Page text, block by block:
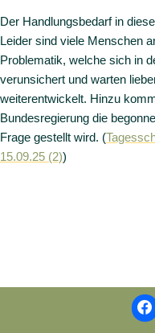
Der Handlungsbedarf in
Leider sind viele Menschen
Problematik, welche sich in
verunsichert und warten
weiterentwickelt. Hinzu
Bundesregierung die
Frage gestellt wird. (
15.09.25 (2))